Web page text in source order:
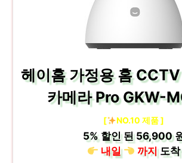
헤이홈 가정용 홈
카메라 Pro GKW-
[ NO.10 제품 ]
5%할인 된56,900
내일
까지도착